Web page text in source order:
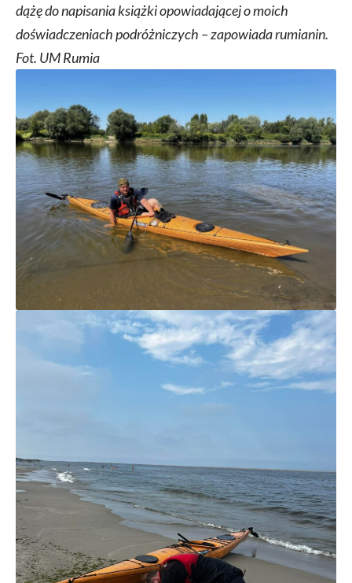
dążę do napisania książki opowiadającej o moich
doświadczeniach podróżniczych – zapowiada rumianin.
Fot. UM Rumia